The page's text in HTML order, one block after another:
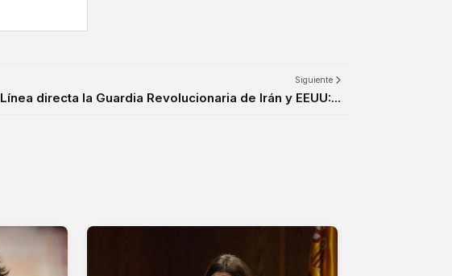
Siguiente
Línea directa la Guardia Revolucionaria de Irán y EEUU:...